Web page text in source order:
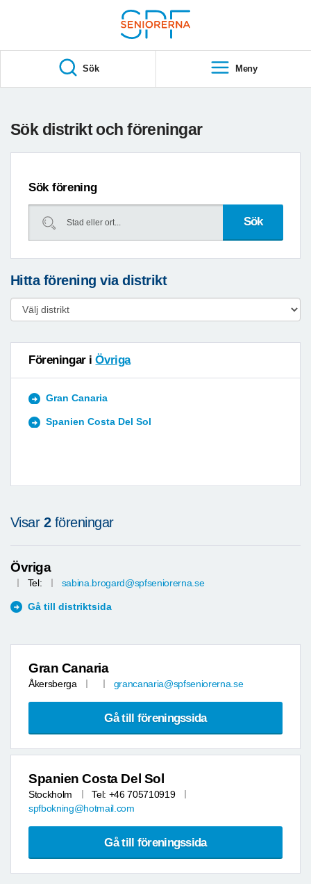
S
A
Sök Meny
Sök distrikt och föreningar
Sök förening
Hitta förening via distrikt
Föreningar iÖvriga
Gran Canaria
Spanien Costa Del Sol
Visar 2föreningar
Övriga
Tel: sabina.brogard@spfseniorerna.se
Gå till distriktsida
Gran Canaria
Åkersberga grancanaria@spfseniorerna.se
Gå till föreningssida
Spanien Costa Del Sol
Stockholm
Tel: +46 705710919
spfbokning@hotmail.com
Gå till föreningssida